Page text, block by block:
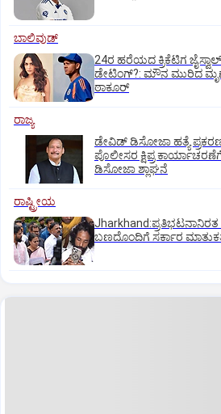
ಬಾಲಿವುಡ್‌
24ರ ಹರೆಯದ ಕ್ರಿಕೆಟಿಗ
ಡೇಟಿಂಗ್?:‌ ಮೌನ ಮುರಿದ
ಠಾಕೂರ್
ರಾಜ್ಯ
ಡೇವಿಡ್ ಡಿಸೋಜಾ ಹತ್ಯೆ
ಪೊಲೀಸರ ಕ್ಷಿಪ್ರ
ಡಿಸೋಜಾ ಶ್ಲಾಘನೆ
ರಾಷ್ಟ್ರೀಯ
ಬಣದೊಂದಿಗೆ ಸರ್ಕಾರ